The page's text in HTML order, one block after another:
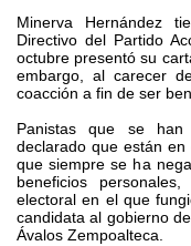
Minerva Hernández
Directivo del Partido
octubre presentó su
embargo, al carecer
coacción a fin de ser
Panistas que se han
declarado que están
que siempre se ha
beneficios
electoral en el que
candidata al gobierno
Ávalos Zempoalteca.